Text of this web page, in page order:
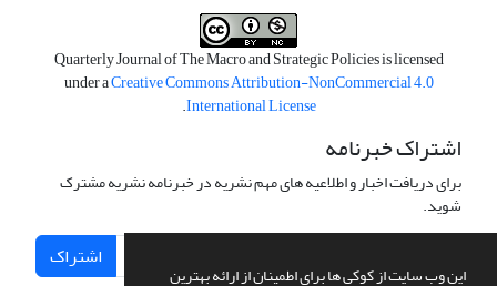
این وب سایت از کوکی ها برای اطمینان از ارائه بهترین
Quarterly Journal of The Macro and Strategic Policies is licensed
under aCreative Commons Attribution-NonCommercial 4.0
International License
.
اشتراک خبرنامه
برای دریافت اخبار و اطلاعیه های مهم نشریه در خبرنامه نشریه مشترک
شوید.
اشتراک